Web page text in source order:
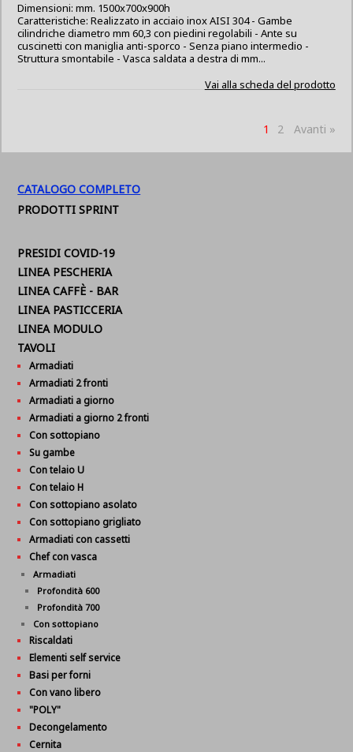
Dimensioni: mm. 1500x700x900h
Caratteristiche: Realizzato in acciaio inox AISI 304 - Gambe
cilindriche diametro mm 60,3 con piedini regolabili - Ante su
cuscinetti con maniglia anti-sporco - Senza piano intermedio -
Struttura smontabile - Vasca saldata a destra di mm...
Vai alla scheda del prodotto
1 2 Avanti »
CATALOGO COMPLETO
PRODOTTI SPRINT
PRESIDI COVID-19
LINEA PESCHERIA
LINEA CAFFÈ - BAR
LINEA PASTICCERIA
LINEA MODULO
TAVOLI
Armadiati
Armadiati 2 fronti
Armadiati a giorno
Armadiati a giorno 2 fronti
Con sottopiano
Su gambe
Con telaio U
Con telaio H
Con sottopiano asolato
Con sottopiano grigliato
Armadiati con cassetti
Chef con vasca
Armadiati
Profondità 600
Profondità 700
Con sottopiano
Riscaldati
Elementi self service
Basi per forni
Con vano libero
"POLY"
Decongelamento
Cernita